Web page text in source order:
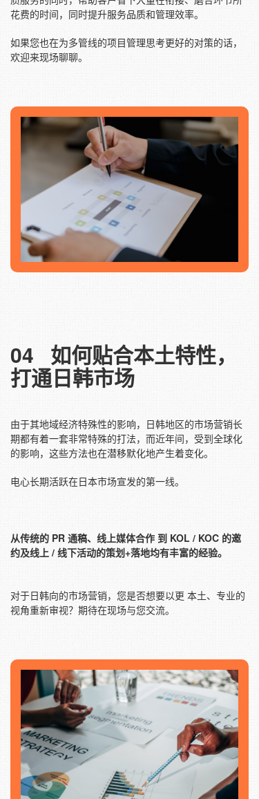
花费的时间，同时提升服务品质和管理效率。
如果您也在为多管线的项目管理思考更好的对策的话，
欢迎来现场聊聊。
04 如何贴合本土特性，
打通日韩市场
由于其地域经济特殊性的影响，日韩地区的市场营销长
期都有着一套非常特殊的打法，而近年间，受到全球化
的影响，这些方法也在潜移默化地产生着变化。
电心长期活跃在日本市场宣发的第一线。
从传统的 PR 通稿、线上媒体合作 到 KOL / KOC 的邀
约及线上 / 线下活动的策划+落地均有丰富的经验。
对于日韩向的市场营销，您是否想要以更 本土、专业的
视角重新审视？期待在现场与您交流。